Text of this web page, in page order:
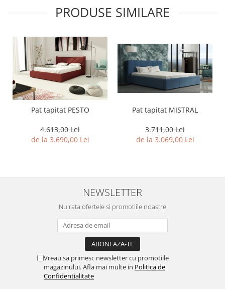
PRODUSE SIMILARE
Pat tapitat PESTO
4.613,00 Lei
de la 3.690,00 Lei
Pat tapitat MISTRAL
3.711,00 Lei
de la 3.069,00 Lei
NEWSLETTER
Nu rata ofertele si promotiile noastre
Vreau sa primesc newsletter cu promotiile
magazinului. Afla mai multe in Politica de
Confidentialitate